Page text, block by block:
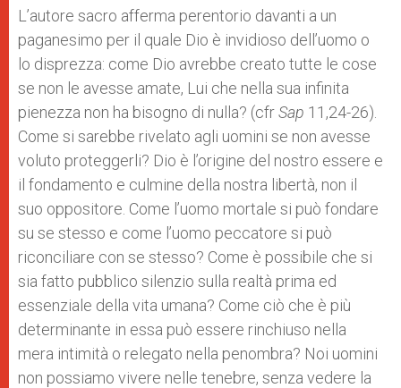
L’autore sacro afferma perentorio davanti a un
paganesimo per il quale Dio è invidioso dell’uomo o
lo disprezza: come Dio avrebbe creato tutte le cose
se non le avesse amate, Lui che nella sua infinita
pienezza non ha bisogno di nulla? (cfrSap 11,24-26).
Come si sarebbe rivelato agli uomini se non avesse
voluto proteggerli? Dio è l’origine del nostro essere e
il fondamento e culmine della nostra libertà, non il
suo oppositore. Come l’uomo mortale si può fondare
su se stesso e come l’uomo peccatore si può
riconciliare con se stesso? Come è possibile che si
sia fatto pubblico silenzio sulla realtà prima ed
essenziale della vita umana? Come ciò che è più
determinante in essa può essere rinchiuso nella
mera intimità o relegato nella penombra? Noi uomini
non possiamo vivere nelle tenebre, senza vedere la